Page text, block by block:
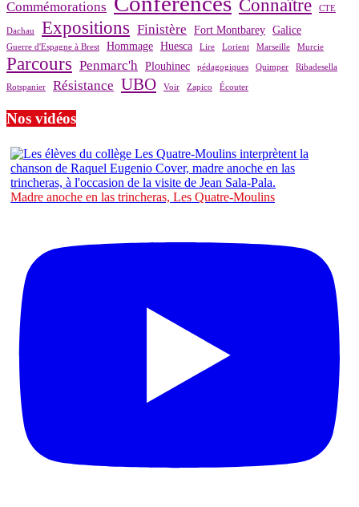
Commémorations Connaître CTE
Dachau Expositions Finistère Fort Montbarey Galice
Guerre d'Espagne à Brest Hommage Huesca Lire Lorient Marseille Murcie
Parcours Penmarc'h Plouhinec pédagogiques Quimper Ribadesella
Rotspanier Résistance UBO Voir Zapico Écouter
Nos vidéos
Madre anoche en las trincheras, Les Quatre-Moulins